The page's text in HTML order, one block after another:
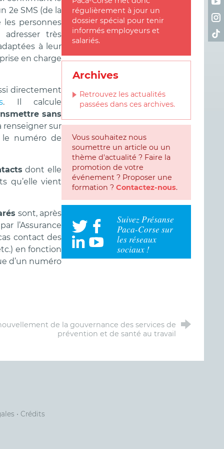
2e SMS (de la
personnes
adresser très
à leur
en charge
directement
. Il calcule
sans
renseigner sur
numéro de
dont elle
qu’elle vient
sont, après
l’Assurance
contact des
en fonction
d’un numéro
régulièrement à jour un
dossier spécial pour tenir
informés employeurs et
salariés.
Archives
Retrouvez les actualités
passées dans ces archives.
Vous souhaitez nous
soumettre un article ou un
thème d'actualité ? Faire la
promotion de votre
événement ? Proposer une
formation ? Contactez-nous.
Suivez Présanse
Paca-Corse sur
les réseaux
sociaux !
de la gouvernance des services de
prévention et de santé au travail
• Crédits